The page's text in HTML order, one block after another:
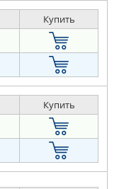
Купить
Купить